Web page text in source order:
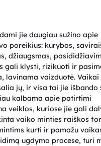
jie daugiau sužino apie
poreikius: kūrybos,
džiaugsmas,
gali klysti, rizikuoti ir
lavinama vaizduotė. Vaikai
jų, ir visa tai jie išbando
kalbama apie patirtimi
veiklos, kuriose jie gali
vaiko minties raiškos
kurti ir pamažu
ugdymo procese, turi